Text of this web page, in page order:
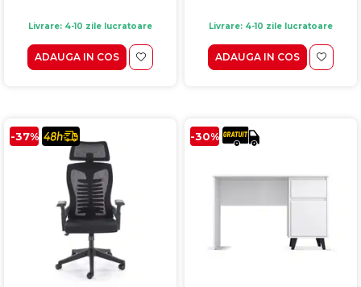
Livrare: 4-10 zile lucratoare
ADAUGA IN COS
Livrare: 4-10 zile lucratoare
ADAUGA IN COS
-37% -30%